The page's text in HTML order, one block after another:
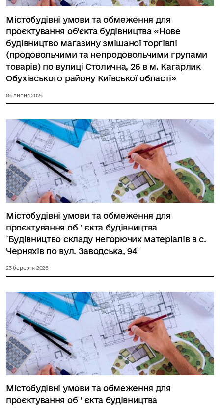
Містобудівні умови та обмеження для
проєктування об’єкта будівництва «Нове
будівництво магазину змішаної торгівлі
(продовольчими та непродовольчими групами
товарів) по вулиці Столична, 26 в м. Кагарлик
Обухівського району Київської області»
06 липня 2026
Містобудівні умови та обмеження для
проєктування об ’ єкта будівництва
`Будівництво складу негорючих матеріалів в с.
Черняхів по вул. Заводська, 94`
23 березня 2026
Містобудівні умови та обмеження для
проєктування об ’ єкта будівництва